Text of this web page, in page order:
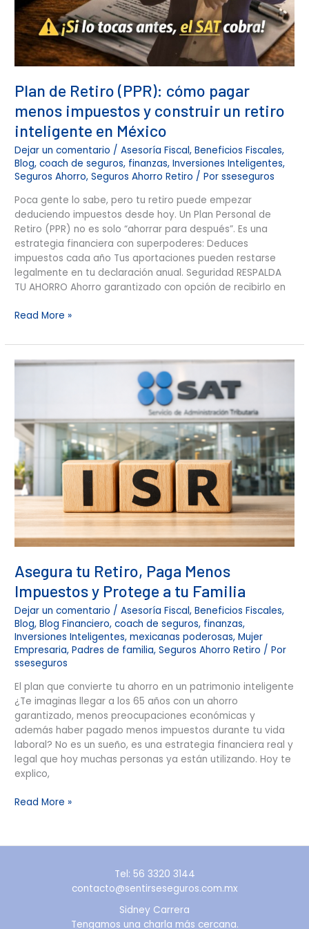
Plan de Retiro (PPR): cómo pagar
menos impuestos y construir un retiro
inteligente en México
Dejar un comentario /Asesoría Fiscal,Beneficios Fiscales,
Blog,coach de seguros, finanzas,Inversiones Inteligentes,
Seguros Ahorro,Seguros Ahorro Retiro / Porsseseguros
Poca gente lo sabe, pero tu retiro puede empezar
deduciendo impuestos desde hoy. Un Plan Personal de
Retiro (PPR) no es solo “ahorrar para después”. Es una
estrategia financiera con superpoderes: Deduces
impuestos cada año Tus aportaciones pueden restarse
legalmente en tu declaración anual. Seguridad RESPALDA
TU AHORRO Ahorro garantizado con opción de recibirlo en
Read More »
Asegura tu Retiro, Paga Menos
Impuestos y Protege a tu Familia
Dejar un comentario /Asesoría Fiscal,Beneficios Fiscales,
Blog,Blog Financiero,coach de seguros, finanzas,
Inversiones Inteligentes,mexicanas poderosas,Mujer
Empresaria,Padres de familia,Seguros Ahorro Retiro / Por
sseseguros
El plan que convierte tu ahorro en un patrimonio inteligente
¿Te imaginas llegar a los 65 años con un ahorro
garantizado, menos preocupaciones económicas y
además haber pagado menos impuestos durante tu vida
laboral? No es un sueño, es una estrategia financiera real y
legal que hoy muchas personas ya están utilizando. Hoy te
explico,
Asegura
Menos
Impuestos
Protege
a
tu
Familia
Read More »
Tel: 56 3320 3144
contacto@sentirseseguros.com.mx
Sidney Carrera
Tengamos una charla más cercana.